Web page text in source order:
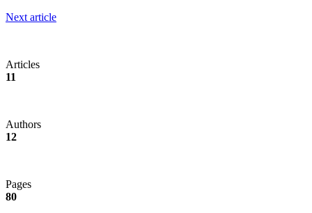
Next article
Articles
11
Authors
12
Pages
80